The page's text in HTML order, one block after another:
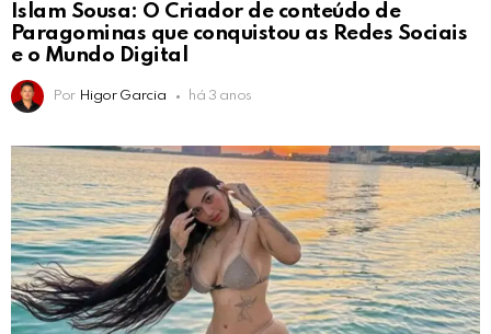
Islam Sousa: O Criador de conteúdo de
Paragominas que conquistou as Redes Sociais
e o Mundo Digital
Por Higor Garcia há 3 anos